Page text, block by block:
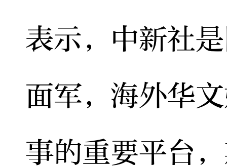
表示，中新社
面军，海外华
事的重要平台